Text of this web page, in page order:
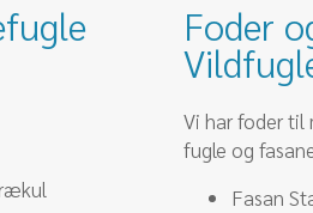
Foder
Vi har foder til
fugle og
Fasan